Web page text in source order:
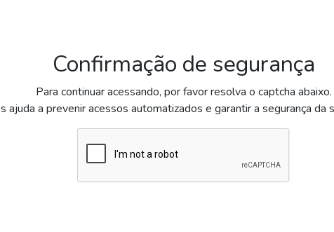
Confirmação de segurança
Para continuar acessando, por favor resolva o captcha abaixo.
ajuda a prevenir acessos automatizados e garantir a segurança da